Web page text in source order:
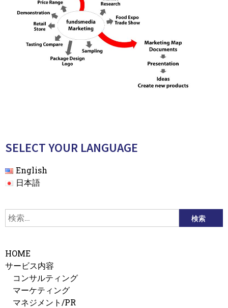
SELECT YOUR LANGUAGE
English
日本語
検
索:
HOME
サービス内容
コンサルティング
マーケティング
マネジメント/PR